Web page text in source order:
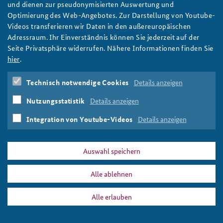
Anfahrt
Freundeskreis
Deutsches Forum Sicherheitspolitik
Arbeitskreis "Junge Sicherheitspolitiker"
Das Sicherheitspolitische Gespräch an der BAKS
Studierendenkonferenz Sicherheitspolitik gestalten
Newsletter-Archiv
The picture shows the lettering "populism".
Picture: Justin Case/flickr/CC BY-NC 2.0
ap_trump_populismus_teaserbild.jpg Drucken
und dienen zur pseudonymisierten Auswertung und
Optimierung des Web-Angebotes. Zur Darstellung von Youtube-
Videos transferieren wir Daten in den außereuropäischen
Adressraum. Ihr Einverständnis können Sie jederzeit auf der
Seite Privatsphäre widerrufen. Nähere Informationen finden Sie
hier.
Technisch notwendige Cookies Details anzeigen
Nutzungsstatistik Details anzeigen
Integration von Youtube-Videos Details anzeigen
Auswahl speichern
Alle ablehnen
Alle erlauben